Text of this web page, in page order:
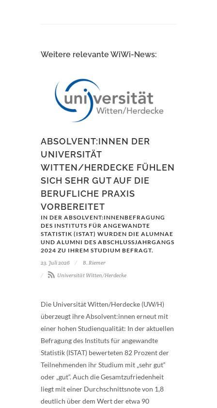
Weitere relevante WiWi-News:
ABSOLVENT:INNEN DER
UNIVERSITÄT
WITTEN/HERDECKE FÜHLEN
SICH SEHR GUT AUF DIE
BERUFLICHE PRAXIS
VORBEREITET
IN DER ABSOLVENT:INNENBEFRAGUNG
DES INSTITUTS FÜR ANGEWANDTE
STATISTIK (ISTAT) WURDEN DIE ALUMNAE
UND ALUMNI DES ABSCHLUSSJAHRGANGS
2024 ZU IHREM STUDIUM BEFRAGT.
23. Juli 2026
B. Riemer
Universität Witten/Herdecke
Die Universität Witten/Herdecke (UW/H)
überzeugt ihre Absolvent:innen erneut mit
einer hohen Studienqualität: In der aktuellen
Befragung des Instituts für angewandte
Statistik (ISTAT) bewerteten 82 Prozent der
Teilnehmenden ihr Studium mit „sehr gut“
oder „gut“. Auch die Gesamtzufriedenheit
liegt mit einer Durchschnittsnote von 1,8
deutlich über dem Wert der etwa 90